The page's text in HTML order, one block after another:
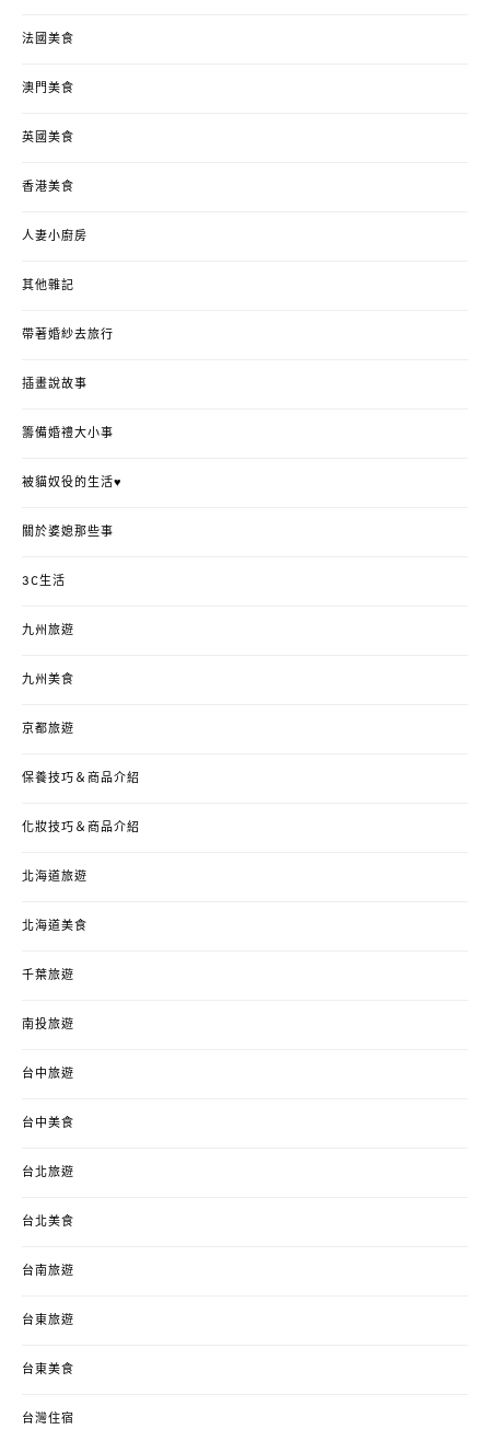
法國美食
澳門美食
英國美食
香港美食
人妻小廚房
其他雜記
帶著婚紗去旅行
插畫說故事
籌備婚禮大小事
被貓奴役的生活♥
關於婆媳那些事
3C生活
九州旅遊
九州美食
京都旅遊
保養技巧＆商品介紹
化妝技巧＆商品介紹
北海道旅遊
北海道美食
千葉旅遊
南投旅遊
台中旅遊
台中美食
台北旅遊
台北美食
台南旅遊
台東旅遊
台東美食
台灣住宿